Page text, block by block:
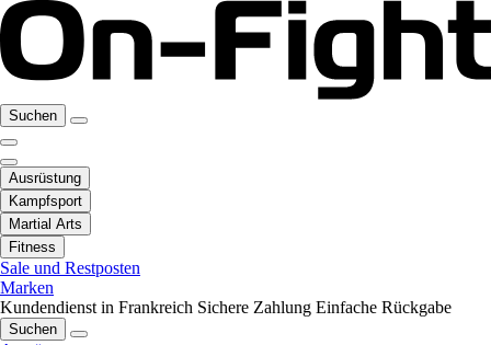
Suchen
Ausrüstung
Kampfsport
Martial Arts
Fitness
Sale und Restposten
Marken
Kundendienst in Frankreich Sichere Zahlung Einfache Rückgabe
Suchen